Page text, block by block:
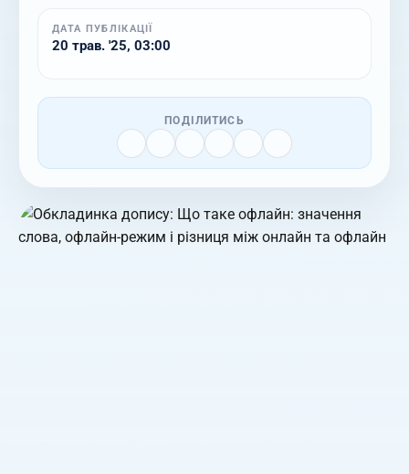
ДАТА ПУБЛІКАЦІЇ
20 трав. '25, 03:00
ПОДІЛИТИСЬ